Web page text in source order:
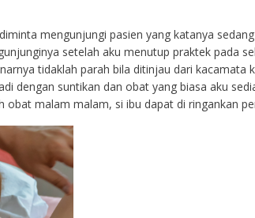
mengunjungi pasien yang katanya
setelah aku menutup praktek pada
tidaklah parah bila ditinjau dari kacamata
dengan suntikan dan obat yang biasa aku
obat malam malam, si ibu dapat di ringankan